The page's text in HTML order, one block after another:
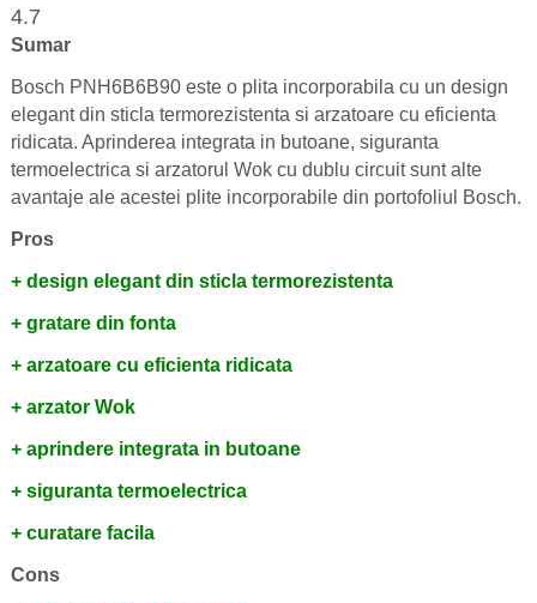
4.7
Sumar
Bosch PNH6B6B90 este o plita incorporabila cu un design
elegant din sticla termorezistenta si arzatoare cu eficienta
ridicata. Aprinderea integrata in butoane, siguranta
termoelectrica si arzatorul Wok cu dublu circuit sunt alte
avantaje ale acestei plite incorporabile din portofoliul Bosch.
Pros
+ design elegant din sticla termorezistenta
+ gratare din fonta
+ arzatoare cu eficienta ridicata
+ arzator Wok
+ aprindere integrata in butoane
+ siguranta termoelectrica
+ curatare facila
Cons